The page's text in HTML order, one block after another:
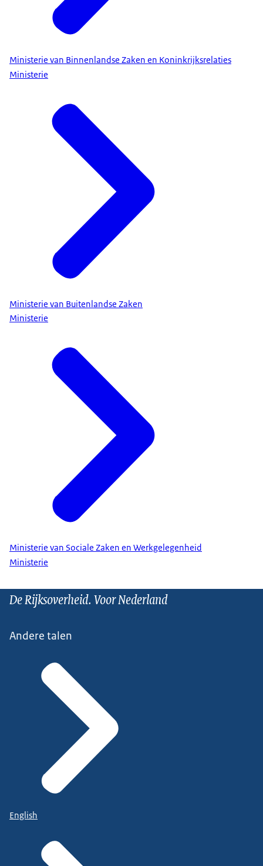
Ministerie van Binnenlandse Zaken en Koninkrijksrelaties
Ministerie
Ministerie van Buitenlandse Zaken
Ministerie
Ministerie van Sociale Zaken en Werkgelegenheid
Ministerie
De Rijksoverheid. Voor Nederland
Andere talen
English